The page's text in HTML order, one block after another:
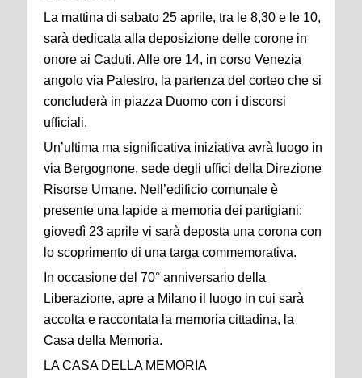
La mattina di sabato 25 aprile, tra le 8,30 e le 10,
sarà dedicata alla deposizione delle corone in
onore ai Caduti. Alle ore 14, in corso Venezia
angolo via Palestro, la partenza del corteo che si
concluderà in piazza Duomo con i discorsi
ufficiali.
Un’ultima ma significativa iniziativa avrà luogo in
via Bergognone, sede degli uffici della Direzione
Risorse Umane. Nell’edificio comunale è
presente una lapide a memoria dei partigiani:
giovedì 23 aprile vi sarà deposta una corona con
lo scoprimento di una targa commemorativa.
In occasione del 70° anniversario della
Liberazione, apre a Milano il luogo in cui sarà
accolta e raccontata la memoria cittadina, la
Casa della Memoria.
LA CASA DELLA MEMORIA